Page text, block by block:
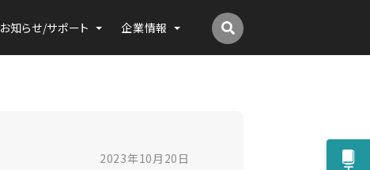
お知らせ/サポート 企業情報
2023年10月20日